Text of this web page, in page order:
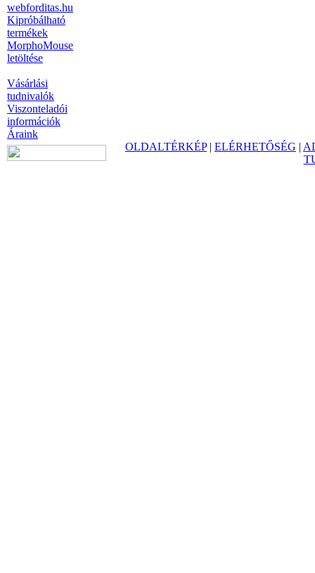
webforditas.hu
Kipróbálható
termékek
MorphoMouse
letöltése
Vásárlási
tudnivalók
Viszonteladói
információk
Áraink
OLDALTÉRKÉP| ELÉRHETŐSÉG |